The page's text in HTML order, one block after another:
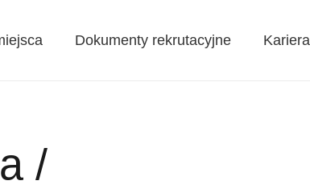
Dokumenty rekrutacyjne Kariera
/